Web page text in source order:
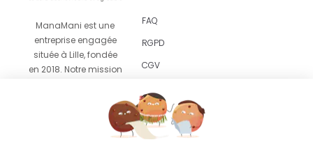
ManaMani est une
entreprise engagée
située à Lille, fondée
en 2018. Notre mission
accompagnement
facile et agréable vers
FAQ
RGPD
CGV